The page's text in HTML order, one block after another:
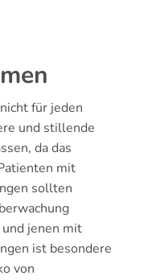
für jeden
und stillende
da das
mit
sollten
jenen mit
ist besondere
von